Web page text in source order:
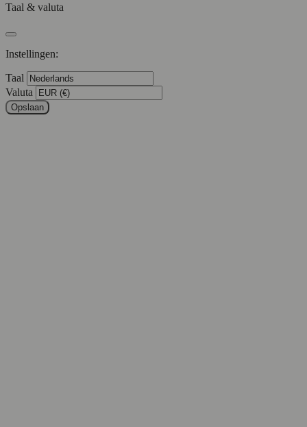
Taal & valuta
Instellingen:
Taal
Valuta
Opslaan